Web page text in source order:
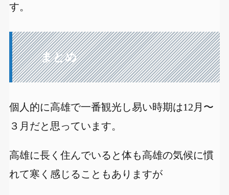
す。
まとめ
個人的に高雄で一番観光し易い時期は12月〜
３月だと思っています。
高雄に長く住んでいると体も高雄の気候に慣
れて寒く感じることもありますが